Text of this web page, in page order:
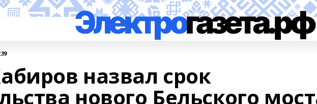
назвал срок
нового Бельского